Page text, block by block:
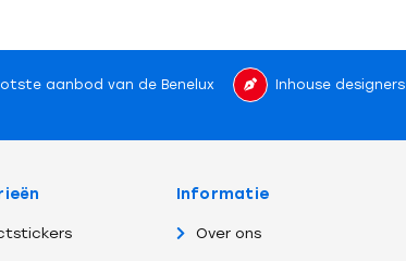
aanbod van de Benelux Inhouse designers
Informatie
Over ons